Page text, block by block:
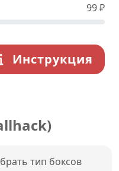
99₽
Инструкция
тип боксов